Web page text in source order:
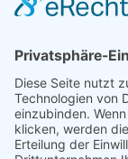
T +423 232 95 80
Downloads
Links
AGB